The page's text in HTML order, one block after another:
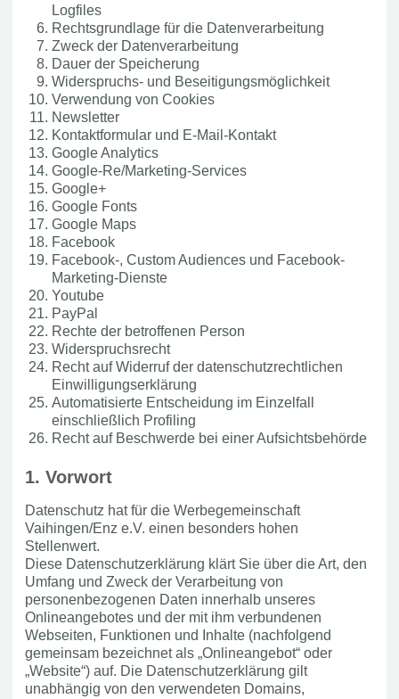
Logfiles
Rechtsgrundlage für die Datenverarbeitung
Zweck der Datenverarbeitung
Dauer der Speicherung
Widerspruchs- und Beseitigungsmöglichkeit
Verwendung von Cookies
Newsletter
Kontaktformular und E-Mail-Kontakt
Google Analytics
Google-Re/Marketing-Services
Google+
Google Fonts
Google Maps
Facebook
Facebook-, Custom Audiences und Facebook-
Marketing-Dienste
Youtube
PayPal
Rechte der betroffenen Person
Widerspruchsrecht
Recht auf Widerruf der datenschutzrechtlichen
Einwilligungserklärung
Automatisierte Entscheidung im Einzelfall
einschließlich Profiling
Recht auf Beschwerde bei einer Aufsichtsbehörde
1. Vorwort
Datenschutz hat für die Werbegemeinschaft
Vaihingen/Enz e.V. einen besonders hohen
Stellenwert.
Diese Datenschutzerklärung klärt Sie über die Art, den
Umfang und Zweck der Verarbeitung von
personenbezogenen Daten innerhalb unseres
Onlineangebotes und der mit ihm verbundenen
Webseiten, Funktionen und Inhalte (nachfolgend
gemeinsam bezeichnet als „Onlineangebot“ oder
„Website“) auf. Die Datenschutzerklärung gilt
unabhängig von den verwendeten Domains,